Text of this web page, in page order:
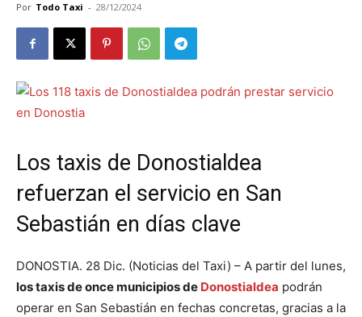
Por Todo Taxi - 28/12/2024
Los taxis de Donostialdea
refuerzan el servicio en San
Sebastián en días clave
DONOSTIA. 28 Dic. (Noticias del Taxi) – A partir del lunes,
los taxis de once municipios de Donostialdea podrán
operar en San Sebastián en fechas concretas, gracias a la